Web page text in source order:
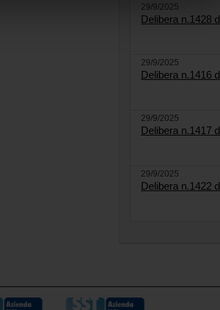
29/9/2025
Delibera n.1428
29/9/2025
Delibera n.1416
29/9/2025
Delibera n.1417
29/9/2025
Delibera n.1422